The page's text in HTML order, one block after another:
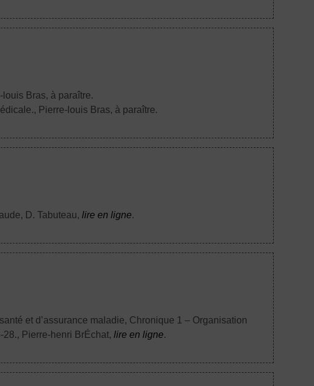
louis Bras, à paraître.
, Pierre-louis Bras, à paraître.
D. Tabuteau,lire en ligne.
et d’assurance maladie, Chronique 1 – Organisation
28., Pierre-henri BrÉchat,lire en ligne.